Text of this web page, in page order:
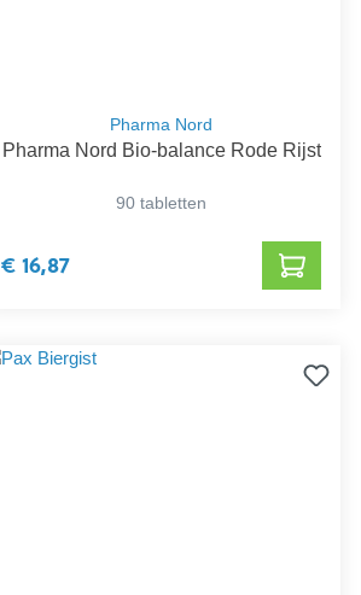
Pharma Nord
Pharma Nord Bio-balance Rode Rijst
90 tabletten
€ 16,87